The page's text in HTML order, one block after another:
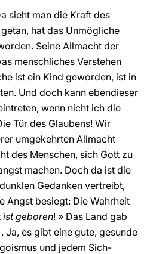
sieht man die Kraft des
hat das Unmögliche
Seine Allmacht der
menschliches Verstehen
ist ein Kind geworden, ist in
Und doch kann ebendieser
wenn nicht ich die
Tür des Glaubens! Wir
umgekehrten Allmacht
des Menschen, sich Gott zu
machen. Doch da ist die
Gedanken vertreibt,
Angst besiegt: Die Wahrheit
ist geboren! » Das Land gab
Ja, es gibt eine gute, gesunde
und jedem Sich-